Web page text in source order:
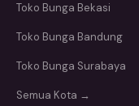
Toko Bunga Bekasi
Toko Bunga Bandung
Toko Bunga Surabaya
Semua Kota →